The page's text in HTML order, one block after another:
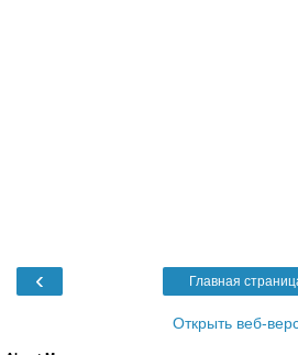
‹ Главная
Открыть веб-